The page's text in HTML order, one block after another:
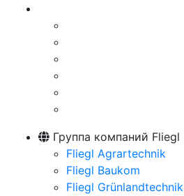
Группа компаний Fliegl
Fliegl Agrartechnik
Fliegl Baukom
Fliegl Grünlandtechnik